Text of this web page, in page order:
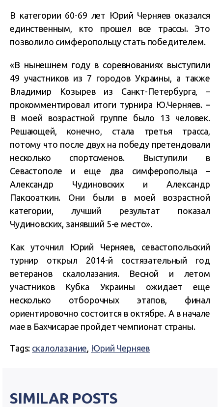
В категории 60-69 лет Юрий Черняев оказался
единственным, кто прошел все трассы. Это
позволило симферопольцу стать победителем.
«В нынешнем году в соревнованиях выступили
49 участников из 7 городов Украины, а также
Владимир Козырев из Санкт-Петербурга, –
прокомментировал итоги турнира Ю.Черняев. –
В моей возрастной группе было 13 человек.
Решающей, конечно, стала третья трасса,
потому что после двух на победу претендовали
несколько спортсменов. Выступили в
Севастополе и еще два симферопольца –
Александр Чудиновских и Александр
Паксюаткин. Они были в моей возрастной
категории, лучший результат показал
Чудиновских, занявший 5-е место».
Как уточнил Юрий Черняев, севастопольский
турнир открыл 2014-й состязательный год
ветеранов скалолазания. Весной и летом
участников Кубка Украины ожидает еще
несколько отборочных этапов, финал
ориентировочно состоится в октябре. А в начале
мае в Бахчисарае пройдет чемпионат страны.
Tags: скалолазание, Юрий Черняев
SIMILAR POSTS